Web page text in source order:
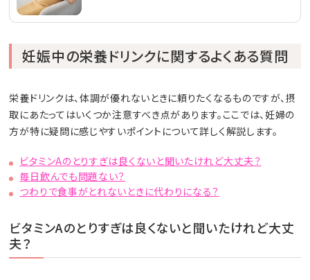
妊娠中の栄養ドリンクに関するよくある質問
栄養ドリンクは、体調が優れないときに頼りたくなるものですが、摂
取にあたってはいくつか注意すべき点があります。ここでは、妊婦の
方が特に疑問に感じやすいポイントについて詳しく解説します。
ビタミンAのとりすぎは良くないと聞いたけれど大丈夫？
毎日飲んでも問題ない？
つわりで食事がとれないときに代わりになる？
ビタミンAのとりすぎは良くないと聞いたけれど大丈
夫？